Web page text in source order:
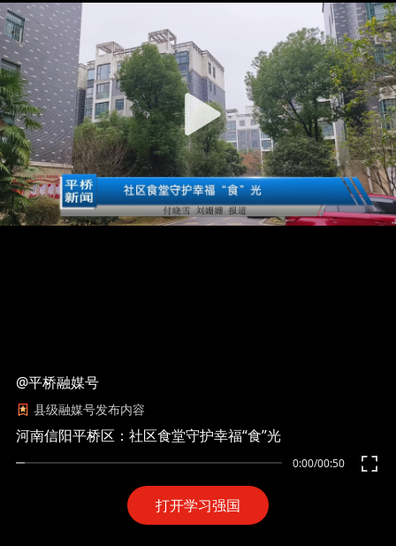
打开学习强国
0:00/00:50
@平桥融媒号
县级融媒号发布内容
河南信阳平桥区：社区食堂守护幸福“食”光